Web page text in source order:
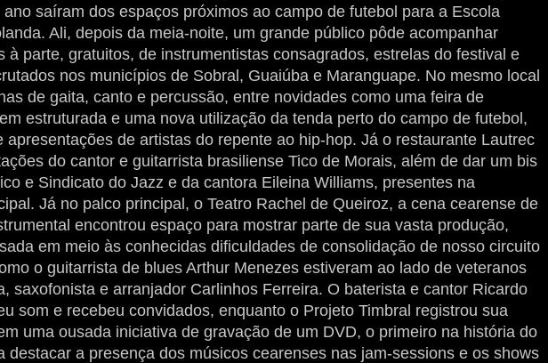
saíram dos espaços próximos ao campo de futebol para a Escola
Ali, depois da meia-noite, um grande público pôde acompanhar
à parte, gratuitos, de instrumentistas consagrados, estrelas do festival e
nos municípios de Sobral, Guaiúba e Maranguape. No mesmo local
de gaita, canto e percussão, entre novidades como uma feira de
estruturada e uma nova utilização da tenda perto do campo de futebol,
apresentações de artistas do repente ao hip-hop. Já o restaurante Lautrec
do cantor e guitarrista brasiliense Tico de Morais, além de dar um bis
e Sindicato do Jazz e da cantora Eileina Williams, presentes na
Já no palco principal, o Teatro Rachel de Queiroz, a cena cearense de
encontrou espaço para mostrar parte de sua vasta produção,
em meio às conhecidas dificuldades de consolidação de nosso circuito
o guitarrista de blues Arthur Menezes estiveram ao lado de veteranos
saxofonista e arranjador Carlinhos Ferreira. O baterista e cantor Ricardo
som e recebeu convidados, enquanto o Projeto Timbral registrou sua
uma ousada iniciativa de gravação de um DVD, o primeiro na história do
destacar a presença dos músicos cearenses nas jam-sessions e os shows